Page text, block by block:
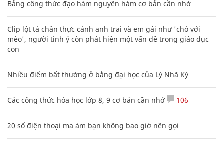
Bảng công thức đạo hàm nguyên hàm cơ bản cần nhớ
Clip lột tả chân thực cảnh anh trai và em gái như 'chó với
mèo', người tinh ý còn phát hiện một vấn đề trong giáo dục
con
Nhiều điểm bất thường ở bằng đại học của Lý Nhã Kỳ
Các công thức hóa học lớp 8, 9 cơ bản cần nhớ 106
20 số điện thoại ma ám bạn không bao giờ nên gọi